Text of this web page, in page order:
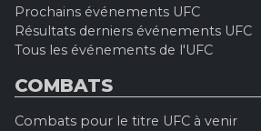
Prochains événements UFC
Résultats derniers événements UFC
Tous les événements de l'UFC
COMBATS
Combats pour le titre UFC à venir